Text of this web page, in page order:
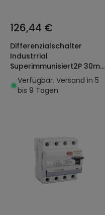
126,44 €
Differenzialschalter
Industrrial
Superimmunisiert2P 30mA
40A 10kA Clase AC
LEGRAND DX³ Hpi 411591
Verfügbar. Versand in 5
bis 9 Tagen